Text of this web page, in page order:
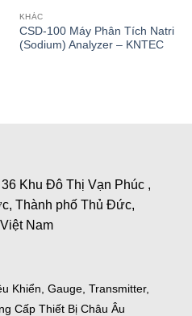
KHÁC
CSD-100 Máy Phân Tích Natri
(Sodium) Analyzer – KNTEC
Khu Đô Thị Vạn Phúc ,
Thành phố Thủ Đức,
Nam
Khiển, Gauge, Transmitter,
Cấp Thiết Bị Châu Âu